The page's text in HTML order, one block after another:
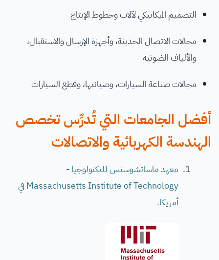
التصميم الميكانيكي لآلات وخطوط الإنتاج
مجالات الاتصال الحديثة، وأجهزة الإرسال والاستقبال،
والألياف الضوئية
مجالات صناعة السيارات، وصيانتها، وقطع السيارات
أفضل الجامعات التي تُدرِّس تخصص
الهندسة الكهربائية والاتصالات
معهد ماساتشوستس للتكنولوجيا -
Massachusetts Institute of Technology في
أمريكا.